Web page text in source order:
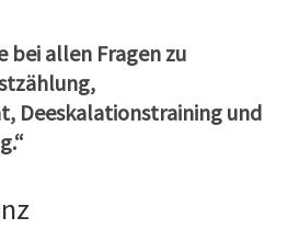
bei allen Fragen zu
Deeskalationstraining und